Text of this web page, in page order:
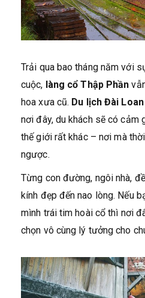
Trải qua bao tháng năm với
cuộc, làng cổ Thập Phần
hoa xưa cũ. Du lịch Đài
nơi đây, du khách sẽ có cảm
thế giới rất khác – nơi mà
ngược.
Từng con đường, ngôi nhà,
kính đẹp đến nao lòng. Nếu
mình trái tim hoài cổ thì nơi
chọn vô cùng lý tưởng cho